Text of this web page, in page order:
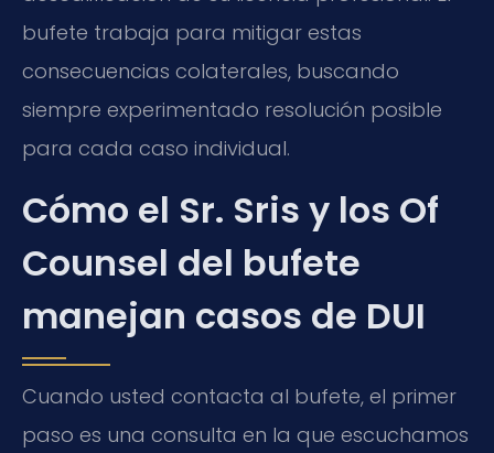
bufete trabaja para mitigar estas
consecuencias colaterales, buscando
siempre experimentado resolución posible
para cada caso individual.
Cómo el Sr. Sris y los Of
Counsel del bufete
manejan casos de DUI
Cuando usted contacta al bufete, el primer
paso es una consulta en la que escuchamos